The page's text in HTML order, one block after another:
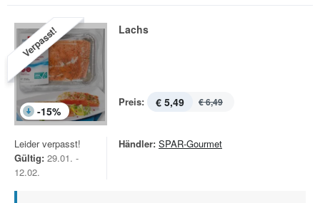
Verpasst!
-15%
Lachs
Preis: € 5,49 € 6,49
Leider verpasst!
Gültig: 29.01. -
12.02.
Händler: SPAR-Gourmet